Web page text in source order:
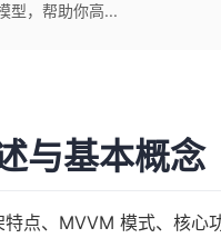
型，帮助你高...
与基本概念
点、MVVM 模式、核心